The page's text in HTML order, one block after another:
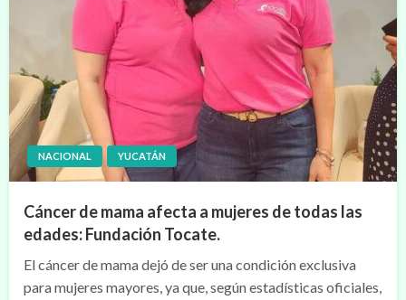
NACIONAL YUCATÁN
Cáncer de mama afecta a mujeres de todas las
edades: Fundación Tocate.
El cáncer de mama dejó de ser una condición exclusiva
para mujeres mayores, ya que, según estadísticas oficiales,